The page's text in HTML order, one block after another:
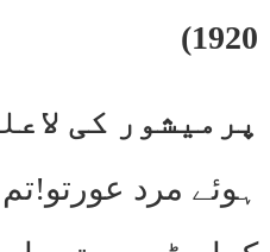
1920)
پرمیشور کی
ہوئے مرد